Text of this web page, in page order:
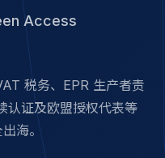
Access
税务、EPR 生产者责
认证及欧盟授权代表等
海。